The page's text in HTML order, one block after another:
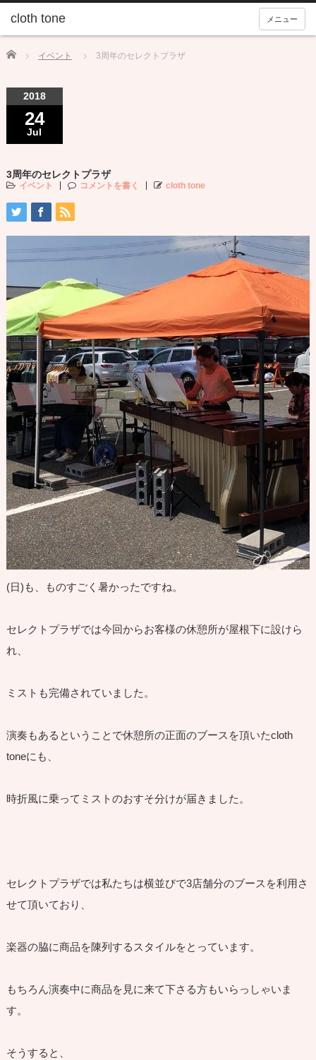
メニュー
Home イベント 3周年のセレクトプラザ
2018
24
Jul
3周年のセレクトプラザ
イベント コメントを書く cloth tone
(日)も、ものすごく暑かったですね。
セレクトプラザでは今回からお客様の休憩所が屋根下に設けら
れ、
ミストも完備されていました。
演奏もあるということで休憩所の正面のブースを頂いたcloth
toneにも、
時折風に乗ってミストのおすそ分けが届きました。
セレクトプラザでは私たちは横並びで3店舗分のブースを利用さ
せて頂いており、
楽器の脇に商品を陳列するスタイルをとっています。
もちろん演奏中に商品を見に来て下さる方もいらっしゃいま
す。
そうすると、